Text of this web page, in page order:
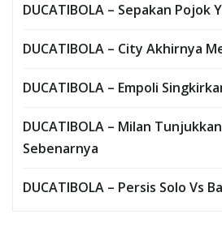
DUCATIBOLA – Sepakan Pojok
DUCATIBOLA – City Akhirnya
DUCATIBOLA – Empoli
DUCATIBOLA – Milan
Sebenarnya
DUCATIBOLA – Persis Solo Vs